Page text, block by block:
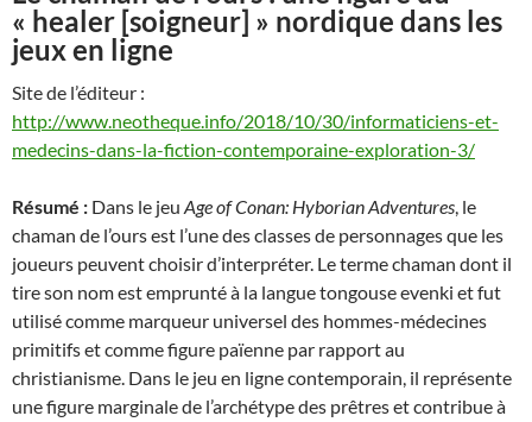
« healer [soigneur] » nordique dans les
jeux en ligne
Site de l’éditeur :
http://www.neotheque.info/2018/10/30/informaticiens-et-
medecins-dans-la-fiction-contemporaine-exploration-3/
Résumé : Dans le jeu Age of Conan: Hyborian Adventures, le
chaman de l’ours est l’une des classes de personnages que les
joueurs peuvent choisir d’interpréter. Le terme chaman dont il
tire son nom est emprunté à la langue tongouse evenki et fut
utilisé comme marqueur universel des hommes-médecines
primitifs et comme figure païenne par rapport au
christianisme. Dans le jeu en ligne contemporain, il représente
une figure marginale de l’archétype des prêtres et contribue à